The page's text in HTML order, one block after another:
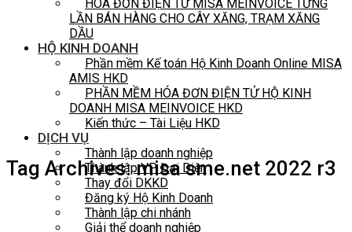
HOÁ ĐƠN ĐIỆN TỬ MISA MEINVOICE TỪNG
LẦN BÁN HÀNG CHO CÂY XĂNG, TRẠM XĂNG
DẦU
HỘ KINH DOANH
Phần mềm Kế toán Hộ Kinh Doanh Online MISA
AMIS HKD
PHẦN MỀM HÓA ĐƠN ĐIỆN TỬ HỘ KINH
DOANH MISA MEINVOICE HKD
Kiến thức – Tài Liệu HKD
DỊCH VỤ
Thành lập doanh nghiệp
Thành lập VP Đại Diện
Thay đổi DKKD
Đăng ký Hộ Kinh Doanh
Thành lập chi nhánh
Giải thể doanh nghiệp
Tag Archives:misa sme.net 2022 r3